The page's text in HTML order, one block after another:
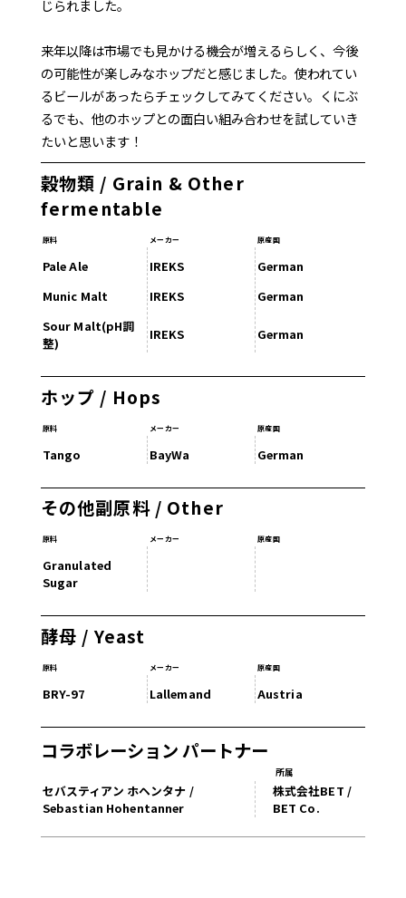
じられました。
来年以降は市場でも見かける機会が増えるらしく、今後
の可能性が楽しみなホップだと感じました。使われてい
るビールがあったらチェックしてみてください。くにぶ
るでも、他のホップとの面白い組み合わせを試していき
たいと思います！
穀物類 / Grain & Other
fermentable
原料 メーカー 原産国
Pale Ale IREKS
German
Munic Malt
IREKS
German
Sour Malt(pH調
整)
IREKS German
ホップ / Hops
原料 メーカー 原産国
Tango BayWa German
その他副原料 / Other
原料 メーカー 原産国
Granulated
Sugar
酵母 / Yeast
原料 メーカー 原産国
BRY-97 Lallemand Austria
コラボレーション パートナー
所属
セバスティアン ホヘンタナ /
Sebastian Hohentanner
株式会社BET /
BET Co.